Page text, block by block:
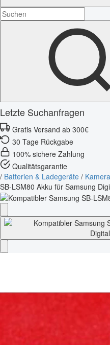
Letzte Suchanfragen
Gratis Versand ab 300€
30 Tage Rückgabe
100% sichere Zahlung
Qualitätsgarantie
/ Batterien & Ladegeräte /
SB-LSM80 Akku für Samsung